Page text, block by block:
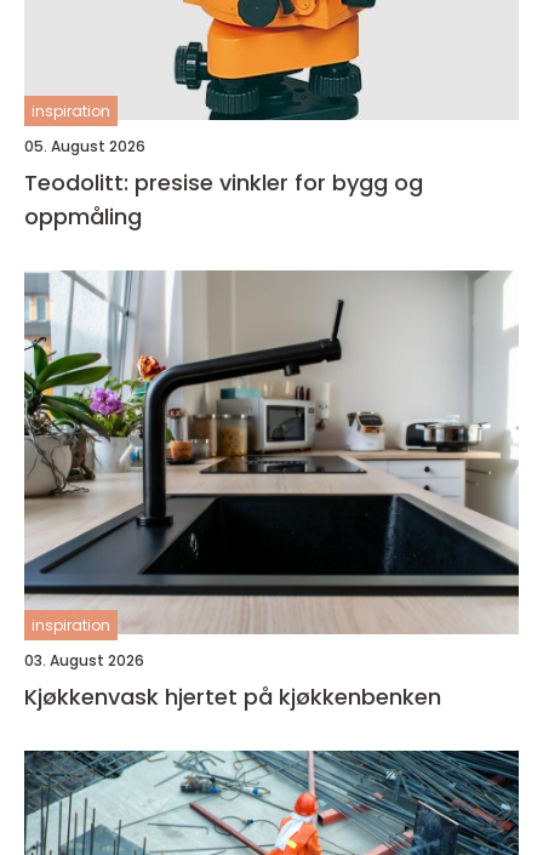
inspiration
05. August 2026
Teodolitt: presise vinkler for bygg og
oppmåling
inspiration
03. August 2026
Kjøkkenvask hjertet på kjøkkenbenken